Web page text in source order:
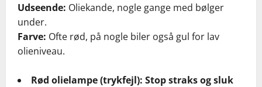
Udseende: Oliekande, nogle gange med bølger
under.
Farve: Ofte rød, på nogle biler også gul for lav
olieniveau.
Rød olielampe (trykfejl): Stop straks og sluk